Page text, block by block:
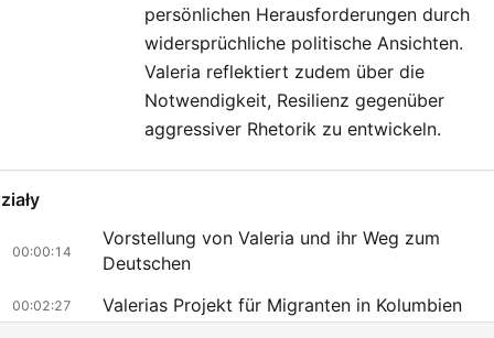
persönlichen Herausforderungen durch
widersprüchliche politische Ansichten.
Valeria reflektiert zudem über die
Notwendigkeit, Resilienz gegenüber
aggressiver Rhetorik zu entwickeln.
00:00:14
Vorstellung von Valeria und ihr Weg zum
Deutschen
00:02:27 Valerias Projekt für Migranten in Kolumbien